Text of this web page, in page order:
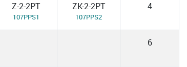
Z-2-2PT
107PPS1
ZK-2-2PT
107PPS2
4
6